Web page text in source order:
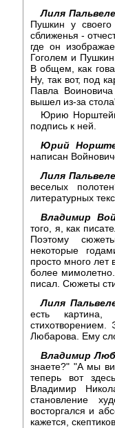
Лиля
Пушкин у
сближенья -
где он
Гоголем и
В общем, как
Ну, так вот, под
Павла
вышел из-за
Юрию
подпись к ней.
Юрий
написан
Лиля
веселых
литературных
Владимир
того, я, как
Поэтому
некоторые
просто много лет
более
писал. Сюжеты
Лиля
есть картина,
стихотворением.
Любарова. Ему
Владимир
знаете?" "А мы
теперь вот
Владимир
становление
восторгался и
кажется,